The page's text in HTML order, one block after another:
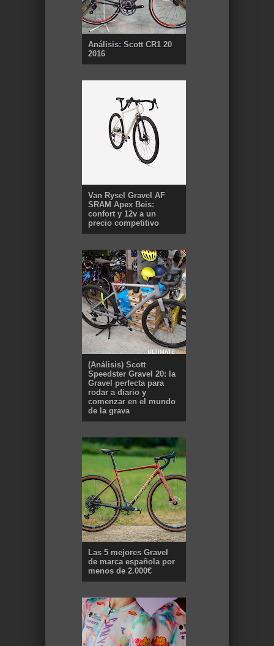
Análisis: Scott CR1 20
2016
Van Rysel Gravel AF
SRAM Apex Beis:
confort y 12v a un
precio competitivo
(Análisis) Scott
Speedster Gravel 20: la
Gravel perfecta para
rodar a diario y
comenzar en el mundo
de la grava
Las 5 mejores Gravel
de marca española por
menos de 2.000€